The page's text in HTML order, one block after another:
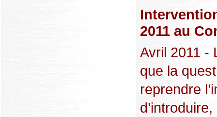
2011 au
Avril 2011 -
que la
reprendre